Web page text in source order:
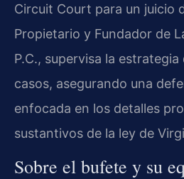
Circuit Court para un juicio
Propietario y Fundador de
P.C., supervisa la
casos, asegurando una
enfocada en los detalles
sustantivos de la ley de
Sobre el bufete y su